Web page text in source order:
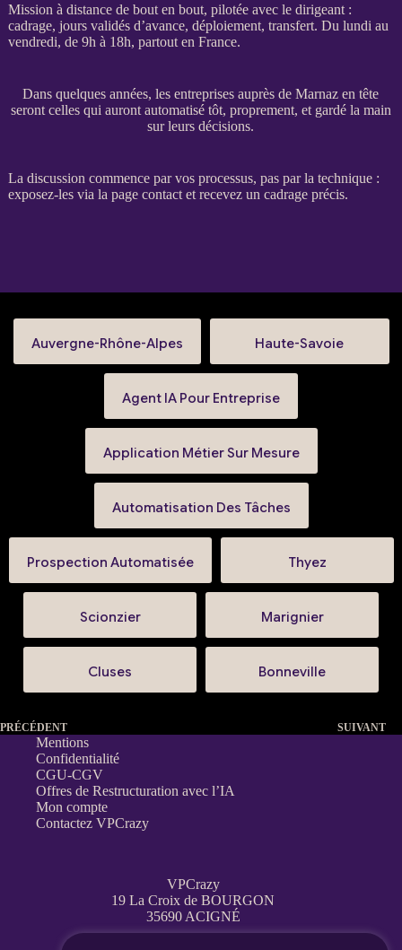
Mission à distance de bout en bout, pilotée avec le dirigeant :
cadrage, jours validés d’avance, déploiement, transfert. Du lundi au
vendredi, de 9h à 18h, partout en France.
Dans quelques années, les entreprises auprès de Marnaz en tête
seront celles qui auront automatisé tôt, proprement, et gardé la main
sur leurs décisions.
La discussion commence par vos processus, pas par la technique :
exposez-les via la page contactet recevez un cadrageprécis.
Auvergne-Rhône-Alpes Haute-Savoie
Agent IA Pour Entreprise
Application Métier Sur Mesure
Automatisation Des Tâches
Prospection Automatisée Thyez
Scionzier Marignier
Cluses Bonneville
PRÉCÉDENT SUIVANT
Mentions
Confidentialité
CGU-CGV
Offres de Restructuration avec l’IA
Mon compte
Contactez VPCrazy
VPCrazy
19 La Croix de BOURGON
35690 ACIGNÉ